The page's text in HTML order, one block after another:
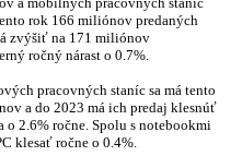
rok 166 miliónov predaných
zvýšiť na 171 miliónov
ročný nárast o 0.7%.
pracovných staníc sa má tento
a do 2023 má ich predaj klesnúť
o 2.6% ročne. Spolu s notebookmi
klesať ročne o 0.4%.